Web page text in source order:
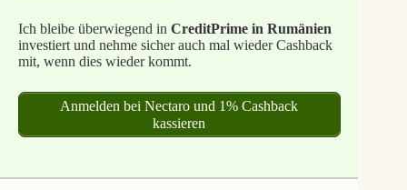
Ich bleibe überwiegend in CreditPrime in Rumänien
investiert und nehme sicher auch mal wieder Cashback
mit, wenn dies wieder kommt.
Anmelden bei Nectaro und 1% Cashback
kassieren